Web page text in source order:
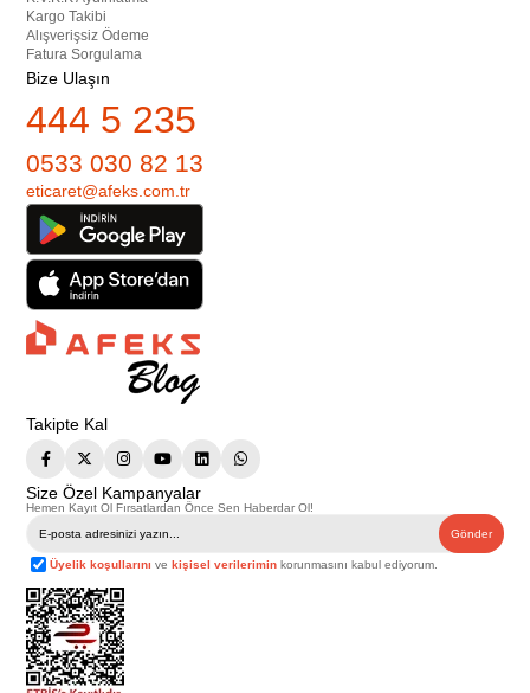
Kargo Takibi
Alışverişsiz Ödeme
Fatura Sorgulama
Bize Ulaşın
444 5 235
0533 030 82 13
eticaret@afeks.com.tr
Takipte Kal
Size Özel Kampanyalar
Hemen Kayıt Ol Fırsatlardan Önce Sen Haberdar Ol!
Gönder
Üyelik koşullarını vekişisel verilerimin korunmasını kabul ediyorum.